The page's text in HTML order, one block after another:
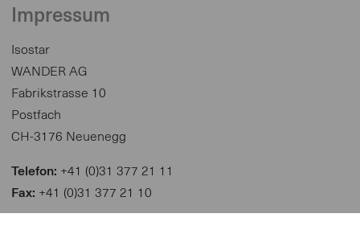
Impressum
Isostar
WANDER AG
Fabrikstrasse 10
Postfach
CH-3176 Neuenegg
Telefon: +41 (0)31 377 21 11
Fax: +41 (0)31 377 21 10